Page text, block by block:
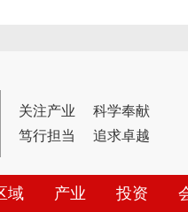
关注产业
科学奉献
笃行担当
追求卓越
域 产业 投资